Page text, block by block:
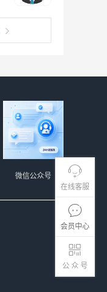
在线客服
会员中心
公 众 号
微信公众号